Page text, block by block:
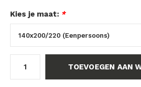
Kies je maat: *
TOEVOEGEN AAN